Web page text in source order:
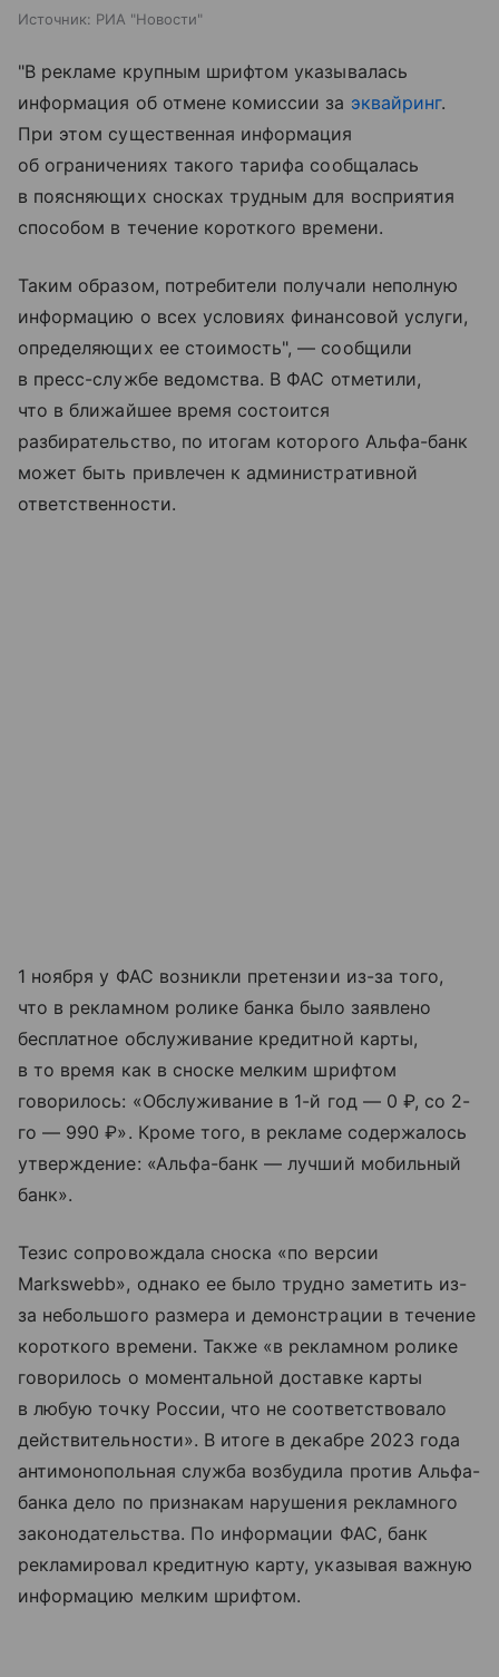
Источник: РИА "Новости"
"В рекламе крупным шрифтом указывалась
информация об отмене комиссии за эквайринг.
При этом существенная информация
об ограничениях такого тарифа сообщалась
в поясняющих сносках трудным для восприятия
способом в течение короткого времени.
Таким образом, потребители получали неполную
информацию о всех условиях финансовой услуги,
определяющих ее стоимость", — сообщили
в пресс-службе ведомства. В ФАС отметили,
что в ближайшее время состоится
разбирательство, по итогам которого Альфа-банк
может быть привлечен к административной
ответственности.
1 ноября у ФАС возникли претензии из-за того,
что в рекламном ролике банка было заявлено
бесплатное обслуживание кредитной карты,
в то время как в сноске мелким шрифтом
говорилось: «Обслуживание в 1-й год — 0 ₽, со 2-
го — 990 ₽». Кроме того, в рекламе содержалось
утверждение: «Альфа-банк — лучший мобильный
банк».
Тезис сопровождала сноска «по версии
Markswebb», однако ее было трудно заметить из-
за небольшого размера и демонстрации в течение
короткого времени. Также «в рекламном ролике
говорилось о моментальной доставке карты
в любую точку России, что не соответствовало
действительности». В итоге в декабре 2023 года
антимонопольная служба возбудила против Альфа-
банка дело по признакам нарушения рекламного
законодательства. По информации ФАС, банк
рекламировал кредитную карту, указывая важную
информацию мелким шрифтом.